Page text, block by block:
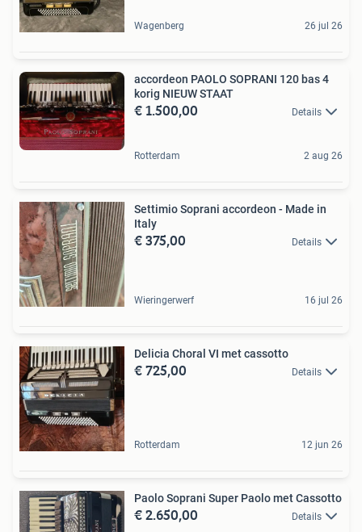
Wagenberg 26 jul 26
accordeon PAOLO SOPRANI 120 bas 4
korig NIEUW STAAT
€ 1.500,00 Details
Rotterdam 2 aug 26
Settimio Soprani accordeon - Made in
Italy
€ 375,00 Details
Wieringerwerf 16 jul 26
Delicia Choral VI met cassotto
€ 725,00 Details
Rotterdam 12 jun 26
Paolo Soprani Super Paolo met Cassotto
€ 2.650,00 Details